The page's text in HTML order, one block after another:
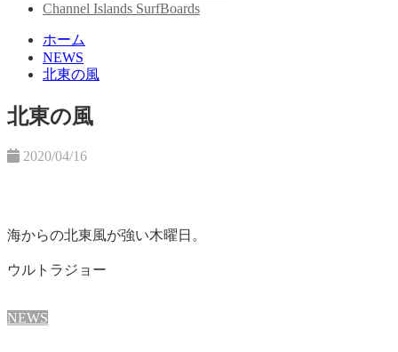
Channel Islands SurfBoards
ホーム
NEWS
北東の風
北東の風
2020/04/16
海からの北東風が強い木曜日。
ウルトラジョー
NEWS